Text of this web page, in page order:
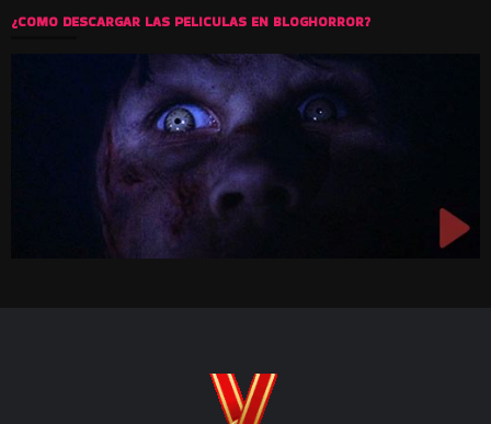
¿COMO DESCARGAR LAS PELICULAS EN BLOGHORROR?